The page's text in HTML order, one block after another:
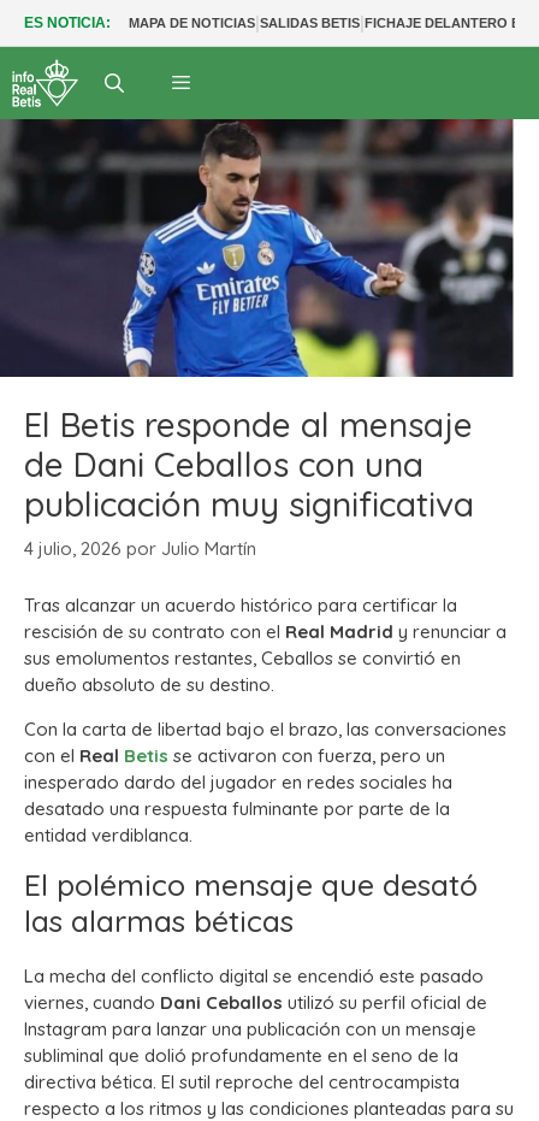
ES NOTICIA: MAPA DE NOTICIAS|SALIDAS BETIS|FICHAJE DELANTERO
El Betis responde al mensaje
de Dani Ceballos con una
publicación muy significativa
4 julio, 2026 por Julio Martín
Tras alcanzar un acuerdo histórico para certificar la
rescisión de su contrato con el Real Madrid y renunciar a
sus emolumentos restantes, Ceballos se convirtió en
dueño absoluto de su destino.
Con la carta de libertad bajo el brazo, las conversaciones
con el Real Betis se activaron con fuerza, pero un
inesperado dardo del jugador en redes sociales ha
desatado una respuesta fulminante por parte de la
entidad verdiblanca.
El polémico mensaje que desató
las alarmas béticas
La mecha del conflicto digital se encendió este pasado
viernes, cuando Dani Ceballos utilizó su perfil oficial de
Instagram para lanzar una publicación con un mensaje
subliminal que dolió profundamente en el seno de la
directiva bética. El sutil reproche del centrocampista
respecto a los ritmos y las condiciones planteadas para su